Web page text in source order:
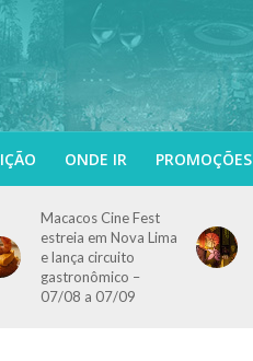
ONDE IR PROMOÇÕES
Macacos Cine Fest
estreia em Nova Lima
e lança circuito
gastronômico –
07/08 a 07/09